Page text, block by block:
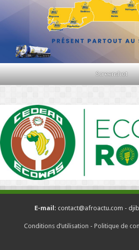
Screenshot
E-mail: contact@afroactu.com -
Conditions d’utilisation - Politique de